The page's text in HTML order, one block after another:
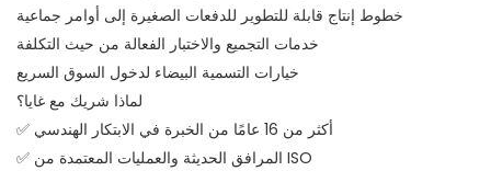
خطوط إنتاج قابلة للتطوير للدفعات الصغيرة إلى أوامر جماعية
خدمات التجميع والاختبار الفعالة من حيث التكلفة
خيارات التسمية البيضاء لدخول السوق السريع
لماذا شريك مع غايا؟
✅ أكثر من 16 عامًا من الخبرة في الابتكار الهندسي
✅ المرافق الحديثة والعمليات المعتمدة من ISO